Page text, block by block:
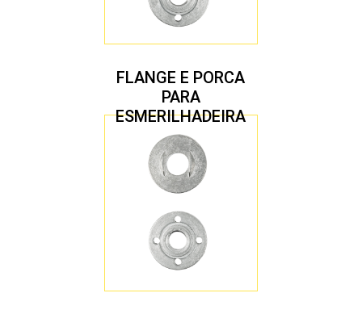
FLANGE E PORCA
PARA
ESMERILHADEIRA
4.1/2″ 22,23 MM